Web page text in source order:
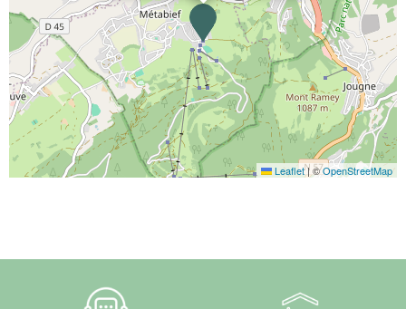
Leaflet|©OpenStreetMap